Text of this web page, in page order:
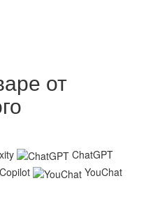
от
ChatGPT
YouChat